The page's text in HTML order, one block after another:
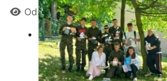
Ostatnia garść certyfikatów
Akademii CISCO w roku
Odsłon: 270